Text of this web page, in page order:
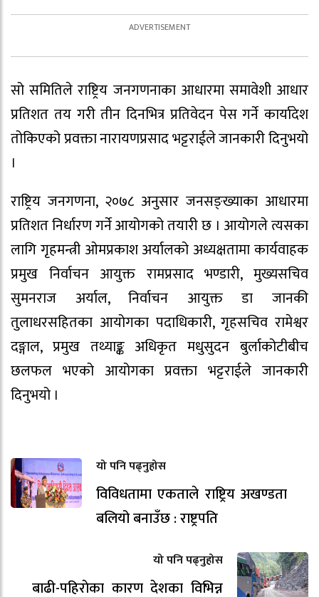
सो समितिले राष्ट्रिय जनगणनाका आधारमा समावेशी आधार
प्रतिशत तय गरी तीन दिनभित्र प्रतिवेदन पेस गर्ने कार्यादेश
तोकिएको प्रवक्ता नारायणप्रसाद भट्टराईले जानकारी दिनुभयो
।
राष्ट्रिय जनगणना, २०७८ अनुसार जनसङ्ख्याका आधारमा
प्रतिशत निर्धारण गर्ने आयोगको तयारी छ । आयोगले त्यसका
लागि गृहमन्त्री ओमप्रकाश अर्यालको अध्यक्षतामा कार्यवाहक
प्रमुख निर्वाचन आयुक्त रामप्रसाद भण्डारी, मुख्यसचिव
सुमनराज अर्याल, निर्वाचन आयुक्त डा जानकी
तुलाधरसहितका आयोगका पदाधिकारी, गृहसचिव रामेश्वर
दङ्गाल, प्रमुख तथ्याङ्क अधिकृत मधुसुदन बुर्लाकोटीबीच
छलफल भएको आयोगका प्रवक्ता भट्टराईले जानकारी
दिनुभयो ।
यो पनि पढ्नुहोस
विविधतामा एकताले राष्ट्रिय अखण्डता
बलियो बनाउँछ : राष्ट्रपति
यो पनि पढ्नुहोस
बाढी-पहिराेका कारण देशका विभिन्न